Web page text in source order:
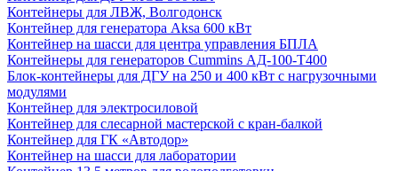
Контейнеры для ЛВЖ, Волгодонск
Контейнер для генератора Aksa 600 кВт
Контейнер на шасси для центра управления БПЛА
Контейнеры для генераторов Cummins АД-100-Т400
Блок-контейнеры для ДГУ на 250 и 400 кВт с нагрузочными
модулями
Контейнер для электросиловой
Контейнер для слесарной мастерской с кран-балкой
Контейнер для ГК «Автодор»
Контейнер на шасси для лаборатории